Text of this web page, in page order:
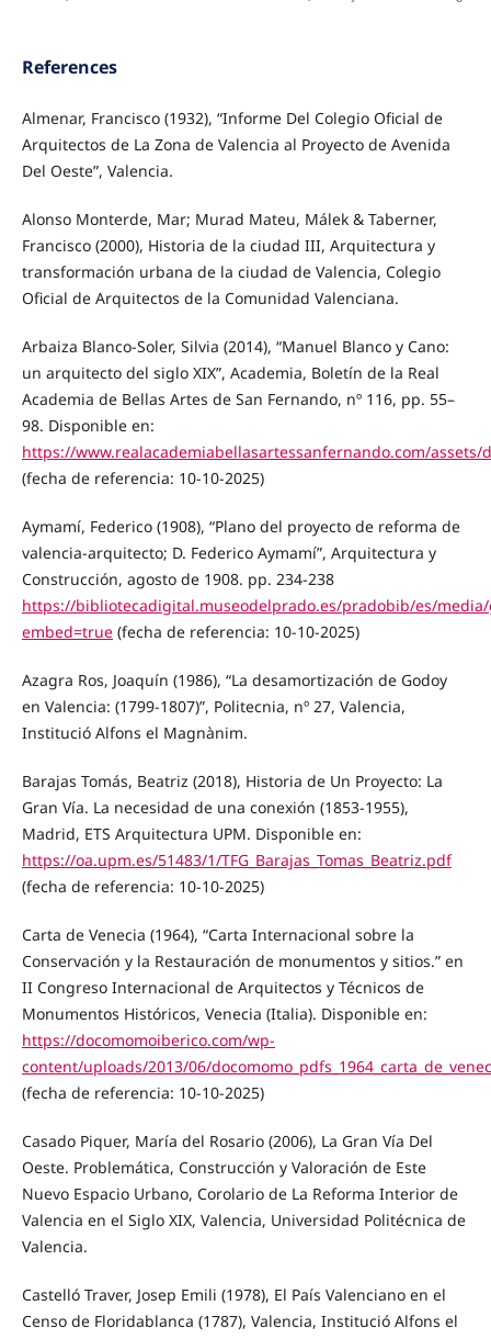
References
Almenar, Francisco (1932), “Informe Del Colegio Oficial de
Arquitectos de La Zona de Valencia al Proyecto de Avenida
Del Oeste”, Valencia.
Alonso Monterde, Mar; Murad Mateu, Málek & Taberner,
Francisco (2000), Historia de la ciudad III, Arquitectura y
transformación urbana de la ciudad de Valencia, Colegio
Oficial de Arquitectos de la Comunidad Valenciana.
Arbaiza Blanco-Soler, Silvia (2014), “Manuel Blanco y Cano:
un arquitecto del siglo XIX”, Academia, Boletín de la Real
Academia de Bellas Artes de San Fernando, nº 116, pp. 55–
98. Disponible en:
https://www.realacademiabellasartessanfernando.com/
(fecha de referencia: 10-10-2025)
Aymamí, Federico (1908), “Plano del proyecto de reforma de
valencia-arquitecto; D. Federico Aymamí”, Arquitectura y
Construcción, agosto de 1908. pp. 234-238
https://bibliotecadigital.museodelprado.es/pradobib/es/media/
embed=true(fecha de referencia: 10-10-2025)
Azagra Ros, Joaquín (1986), “La desamortización de Godoy
en Valencia: (1799-1807)”, Politecnia, nº 27, Valencia,
Institució Alfons el Magnànim.
Barajas Tomás, Beatriz (2018), Historia de Un Proyecto: La
Gran Vía. La necesidad de una conexión (1853-1955),
Madrid, ETS Arquitectura UPM. Disponible en:
https://oa.upm.es/51483/1/TFG_Barajas_Tomas_Beatriz.pdf
(fecha de referencia: 10-10-2025)
Carta de Venecia (1964), “Carta Internacional sobre la
Conservación y la Restauración de monumentos y sitios.” en
II Congreso Internacional de Arquitectos y Técnicos de
Monumentos Históricos, Venecia (Italia). Disponible en:
https://docomomoiberico.com/wp-
content/uploads/2013/06/
(fecha de referencia: 10-10-2025)
Casado Piquer, María del Rosario (2006), La Gran Vía Del
Oeste. Problemática, Construcción y Valoración de Este
Nuevo Espacio Urbano, Corolario de La Reforma Interior de
Valencia en el Siglo XIX, Valencia, Universidad Politécnica de
Valencia.
Castelló Traver, Josep Emili (1978), El País Valenciano en el
Censo de Floridablanca (1787), Valencia, Institució Alfons el